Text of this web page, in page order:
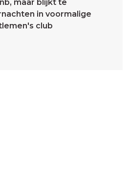
maar blijkt te
in voormalige
club